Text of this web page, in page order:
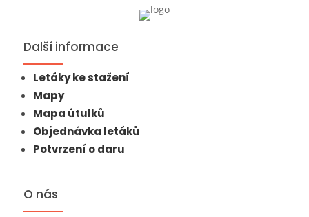
Další informace
Letáky ke stažení
Mapy
Mapa útulků
Objednávka letáků
Potvrzení o daru
O nás